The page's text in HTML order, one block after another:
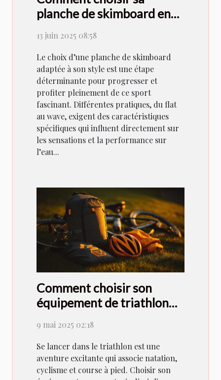
planche de skimboard en
fonction de son style
13 juin 2025 08:58
Le choix d’une planche de skimboard
adaptée à son style est une étape
déterminante pour progresser et
profiter pleinement de ce sport
fascinant. Différentes pratiques, du flat
au wave, exigent des caractéristiques
spécifiques qui influent directement sur
les sensations et la performance sur
l’eau...
Comment choisir son
équipement de triathlon
9 mai 2025 02:18
Se lancer dans le triathlon est une
aventure excitante qui associe natation,
cyclisme et course à pied. Choisir son